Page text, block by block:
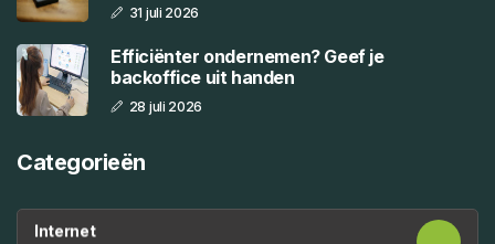
31 juli 2026
Efficiënter ondernemen? Geef je
backoffice uit handen
28 juli 2026
Categorieën
Internet